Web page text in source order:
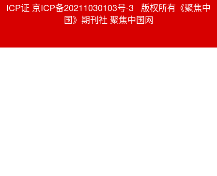
ICP证 京ICP备20211030103号-3 版权所有《聚焦中
国》期刊社 聚焦中国网